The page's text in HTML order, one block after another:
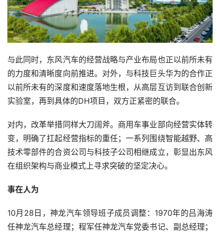
与此同时，东风汽车的经营战略与产业布局也正以前所未有
的力度和清晰度向前推进。对外，与科技巨头华为的合作正
以前所未有的深度和速度落地生根，从高层互访到联合创新
实验室，再到具体的DH项目，双方正紧密的联合。
对内，改革举措同样大刀阔斧。商用车事业部向经营实体转
变，明确了扛起经营指标的重任；一系列围绕智能越野、高
技术零部件的合资公司与科技子公司相继成立，彰显出东风
在组织架构与商业模式上寻求突破的坚定决心。
事在人为
10月28日，神龙汽车领导班子成员调整：1970年的吕海涛
任神龙汽车总经理；程军任神龙汽车党委书记、副总经理；